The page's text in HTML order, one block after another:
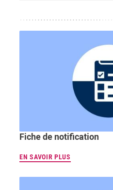
Fiche de notification
EN SAVOIR PLUS